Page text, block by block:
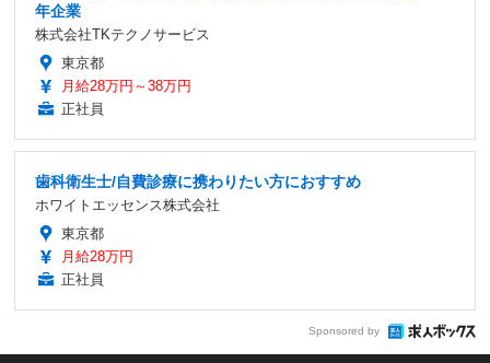
年企業
株式会社TKテクノサービス
東京都
月給28万円～38万円
正社員
歯科衛生士/自費診療に携わりたい方におすすめ
ホワイトエッセンス株式会社
東京都
月給28万円
正社員
Sponsored by